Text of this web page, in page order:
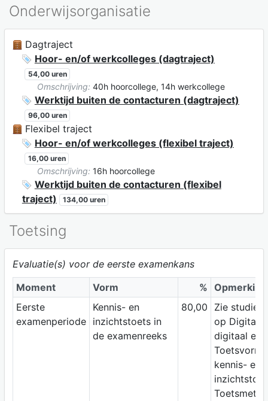
Onderwijsorganisatie
Dagtraject
Hoor- en/of werkcolleges (dagtraject)
54,00 uren
Omschrijving: 40h hoorcollege, 14h werkcollege
Werktijd buiten de contacturen (dagtraject)
96,00 uren
Flexibel traject
Hoor- en/of werkcolleges (flexibel traject)
16,00 uren
Omschrijving: 16h hoorcollege
Werktijd buiten de contacturen (flexibel
traject)
134,00 uren
Toetsing
Evaluatie(s) voor de eerste examenkans
Moment
Vorm % Opmerking
Eerste
examenperiode
Kennis- en
inzichtstoets in
de examenreeks
80,00
Zie
op Digitap;
digitaal
Toetsvorm:
kennis- en